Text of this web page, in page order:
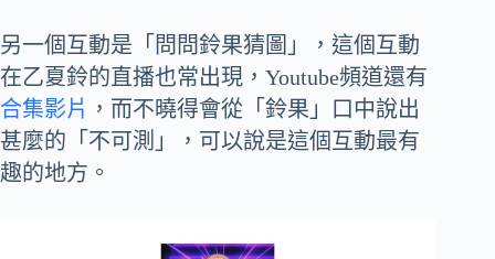
另一個互動是「問問鈴果猜圖」，這個互動
在乙夏鈴的直播也常出現，Youtube頻道還有
合集影片 ，而不曉得會從「鈴果」口中說出
甚麼的「不可測」，可以說是這個互動最有
趣的地方。